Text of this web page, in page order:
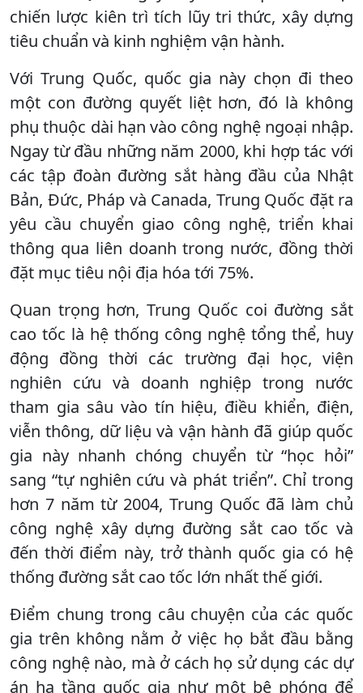
chiến lược kiên trì tích lũy tri thức, xây dựng
tiêu chuẩn và kinh nghiệm vận hành.
Với Trung Quốc, quốc gia này chọn đi theo
một con đường quyết liệt hơn, đó là không
phụ thuộc dài hạn vào công nghệ ngoại nhập.
Ngay từ đầu những năm 2000, khi hợp tác với
các tập đoàn đường sắt hàng đầu của Nhật
Bản, Đức, Pháp và Canada, Trung Quốc đặt ra
yêu cầu chuyển giao công nghệ, triển khai
thông qua liên doanh trong nước, đồng thời
đặt mục tiêu nội địa hóa tới 75%.
Quan trọng hơn, Trung Quốc coi đường sắt
cao tốc là hệ thống công nghệ tổng thể, huy
động đồng thời các trường đại học, viện
nghiên cứu và doanh nghiệp trong nước
tham gia sâu vào tín hiệu, điều khiển, điện,
viễn thông, dữ liệu và vận hành đã giúp quốc
gia này nhanh chóng chuyển từ “học hỏi”
sang “tự nghiên cứu và phát triển”. Chỉ trong
hơn 7 năm từ 2004, Trung Quốc đã làm chủ
công nghệ xây dựng đường sắt cao tốc và
đến thời điểm này, trở thành quốc gia có hệ
thống đường sắt cao tốc lớn nhất thế giới.
Điểm chung trong câu chuyện của các quốc
gia trên không nằm ở việc họ bắt đầu bằng
công nghệ nào, mà ở cách họ sử dụng các dự
án hạ tầng quốc gia như một bệ phóng để